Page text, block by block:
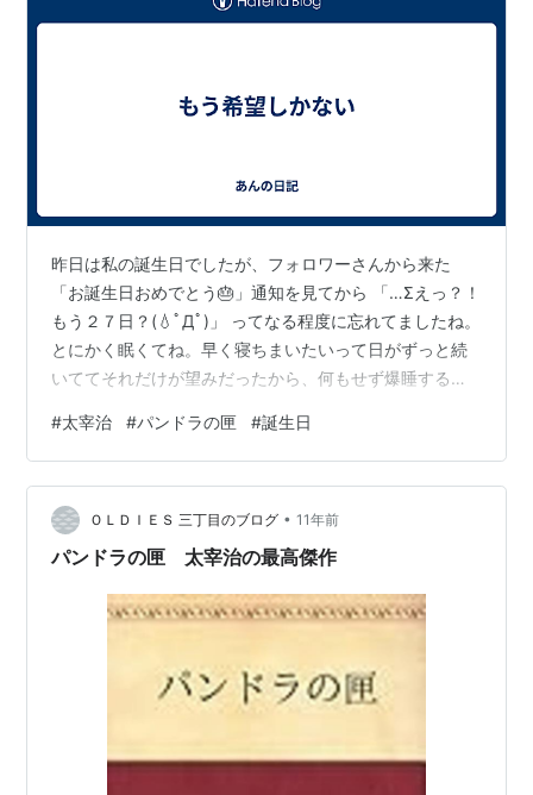
昨日は私の誕生日でしたが、フォロワーさんから来た
「お誕生日おめでとう🎂」通知を見てから 「…Σえっ？！
もう２７日？(💧ﾟДﾟ)」 ってなる程度に忘れてましたね。
とにかく眠くてね。早く寝ちまいたいって日がずっと続
いててそれだけが望みだったから、何もせず爆睡する誕
だー!!」ってかなり慌てたけどそれはもう落ち着いたので
36～40まではそこまで気にならないと思う。「着々と肉
体のX-dayに近づいているのだな…」くらいは思うかもw
この間のオンライン女子会でオタクじゃない組と飲んだ
時も私が「もう歳取りたくない～２８くらいでいたいん
#太宰治 #パンドラの匣 #誕生日
ＯＬＤＩＥＳ 三丁目のブログ • 11年前
パンドラの匣 太宰治の最高傑作